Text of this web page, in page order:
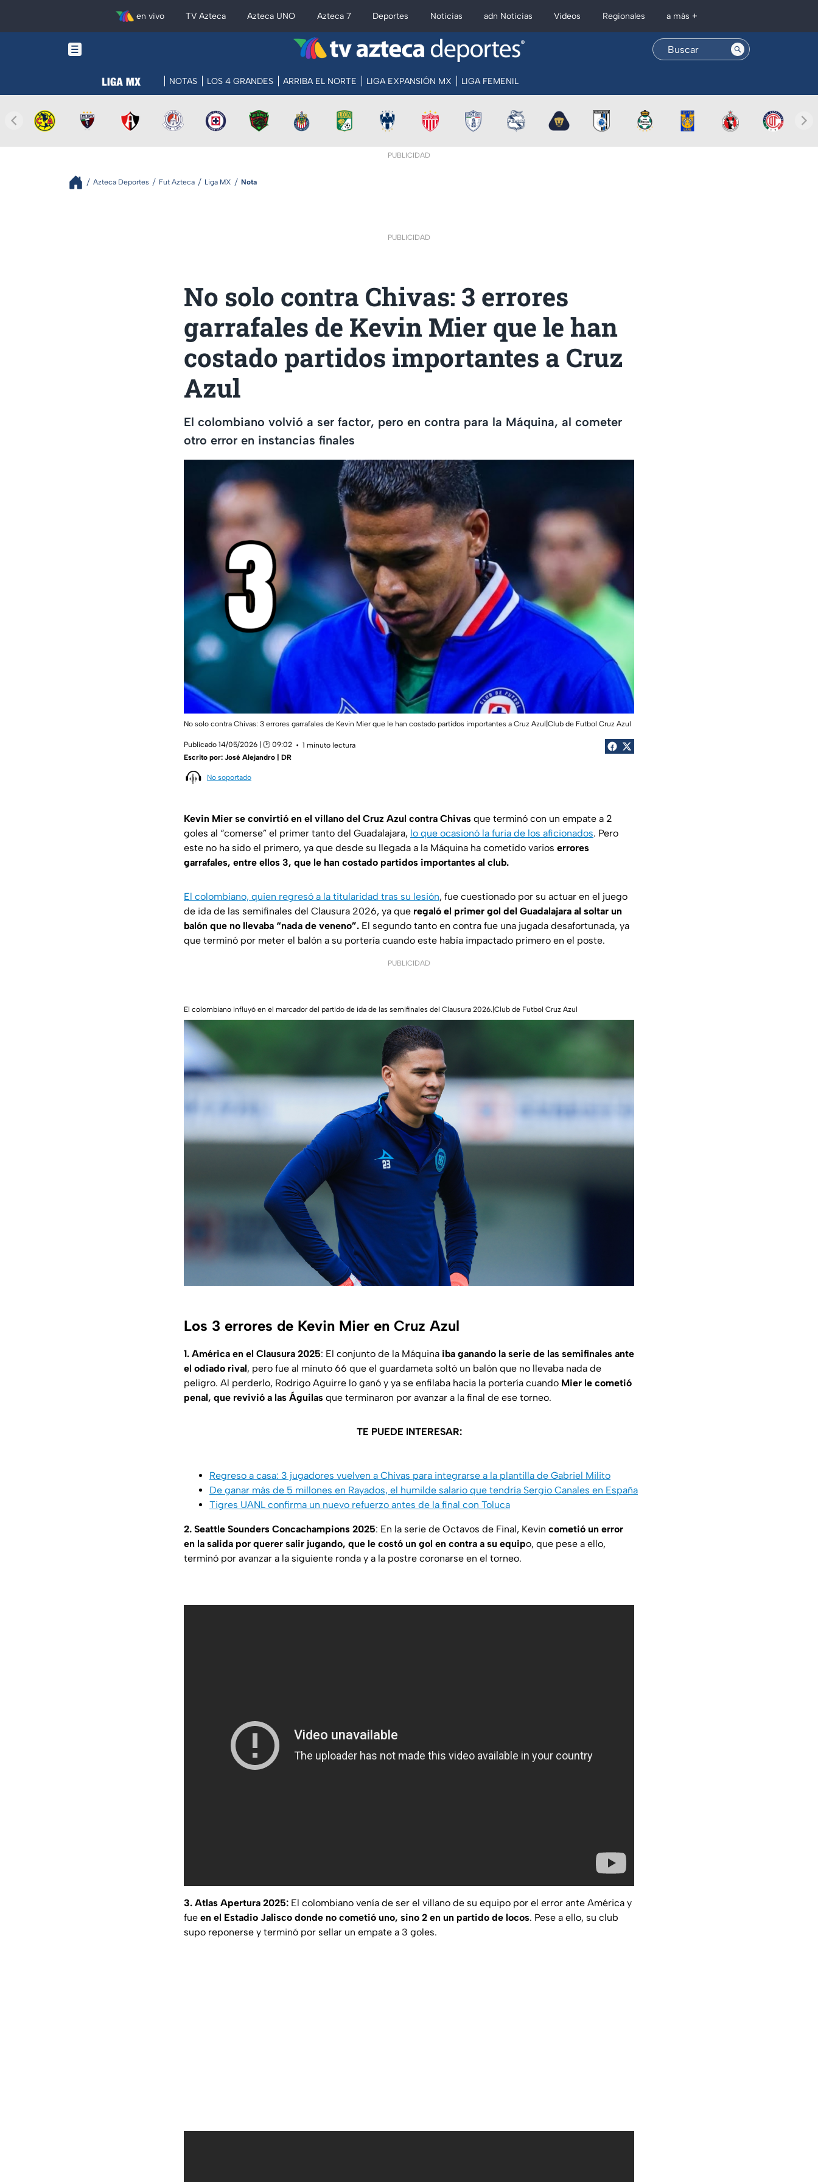
en vivo TV Azteca Azteca UNO Azteca 7 Deportes Noticias adn Noticias Videos Regionales a más +
NOTAS LOS 4 GRANDES ARRIBA EL NORTE LIGA EXPANSIÓN MX LIGA FEMENIL
PUBLICIDAD
Azteca Deportes Fut Azteca Liga MX Nota
PUBLICIDAD
No solo contra Chivas: 3 errores
garrafales de Kevin Mier que le han
costado partidos importantes a Cruz
Azul
El colombiano volvió a ser factor, pero en contra para la Máquina, al cometer
otro error en instancias finales
No solo contra Chivas: 3 errores garrafales de Kevin Mier que le han costado partidos importantes a Cruz Azul|Club de Futbol Cruz Azul
Publicado 14/05/2026 | 🕑 09:02
1 minuto lectura
Escrito por: José Alejandro | DR
No soportado
Kevin Mier se convirtió en el villano del Cruz Azul contra Chivas que terminó con un empate a 2
goles al “comerse” el primer tanto del Guadalajara, lo que ocasionó la furia de los aficionados. Pero
este no ha sido el primero, ya que desde su llegada a la Máquina ha cometido varios errores
garrafales, entre ellos 3, que le han costado partidos importantes al club.
El colombiano, quien regresó a la titularidad tras su lesión, fue cuestionado por su actuar en el juego
de ida de las semifinales del Clausura 2026, ya que regaló el primer gol del Guadalajara al soltar un
balón que no llevaba “nada de veneno”. El segundo tanto en contra fue una jugada desafortunada, ya
que terminó por meter el balón a su portería cuando este había impactado primero en el poste.
PUBLICIDAD
El colombiano influyó en el marcador del partido de ida de las semifinales del Clausura 2026.|Club de Futbol Cruz Azul
Los 3 errores de Kevin Mier en Cruz Azul
1. América en el Clausura 2025: El conjunto de la Máquina iba ganando la serie de las semifinales ante
el odiado rival, pero fue al minuto 66 que el guardameta soltó un balón que no llevaba nada de
peligro. Al perderlo, Rodrigo Aguirre lo ganó y ya se enfilaba hacia la portería cuando Mier le cometió
penal, que revivió a las Águilas que terminaron por avanzar a la final de ese torneo.
TE PUEDE INTERESAR:
Regreso a casa: 3 jugadores vuelven a Chivas para integrarse a la plantilla de Gabriel Milito
De ganar más de 5 millones en Rayados, el humilde salario que tendría Sergio Canales en España
Tigres UANL confirma un nuevo refuerzo antes de la final con Toluca
2. Seattle Sounders Concachampions 2025: En la serie de Octavos de Final, Kevin cometió un error
en la salida por querer salir jugando, que le costó un gol en contra a su equipo, que pese a ello,
terminó por avanzar a la siguiente ronda y a la postre coronarse en el torneo.
3. Atlas Apertura 2025: El colombiano venía de ser el villano de su equipo por el error ante América y
fue en el Estadio Jalisco donde no cometió uno, sino 2 en un partido de locos. Pese a ello, su club
supo reponerse y terminó por sellar un empate a 3 goles.